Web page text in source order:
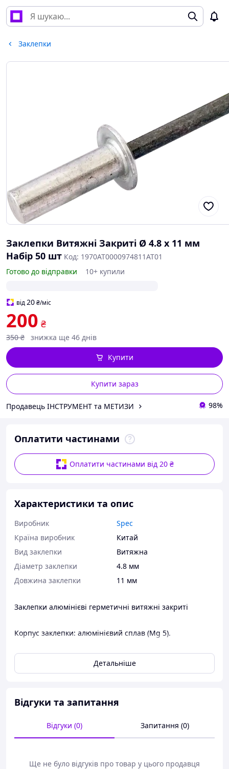
Заклепки
Заклепки Витяжні Закриті Ø 4.8 х 11 мм
Набір 50 шт Код: 1970AT0000974811AT01
Готово до відправки
10+ купили
від20₴/міс
200 ₴
350 ₴ знижка ще 46 днів
Купити зараз
Купити
Продавець ІНСТРУМЕНТ та МЕТИЗИ 98%
Оплатити частинами
Оплатити частинами від 20 ₴
Характеристики та опис
Виробник
Spec
Країна виробник
Китай
Вид заклепки
Витяжна
Діаметр заклепки
4.8 мм
Довжина заклепки
11 мм
Заклепки алюмінієві герметичні витяжні закриті
Корпус заклепки: алюмінієвий сплав (Mg 5).
Сердечник: сталь оцинкована.
Забезпечує герметичність з'єднання.
Заклепування витримує навантаження в 1,8-2,2 рази
Детальніше
Відгуки та запитання
Відгуки (0) Запитання (0)
Ще не було відгуків про товар у цього продавця